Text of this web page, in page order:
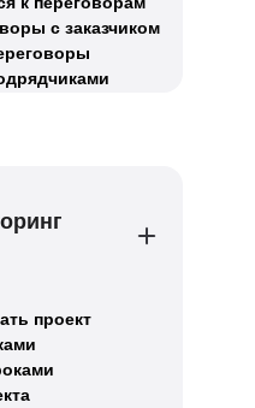
с заказчиком
проект